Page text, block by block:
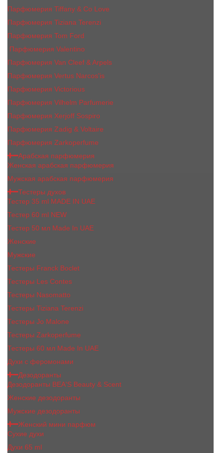
Парфюмерия Tiffany & Co Love
Парфюмерия Tiziana Terenzi
Парфюмерия Tom Ford
Парфюмерия Valentino
Парфюмерия Van Cleef & Arpels
Парфюмерия Vertus Narcos'is
Парфюмерия Victorious
Парфюмерия Vilhelm Parfumerie
Парфюмерия Xerjoff Sospiro
Парфюмерия Zadig & Voltaire
Парфюмерия Zarkoperfume
Арабская парфюмерия
Женская арабская парфюмерия
Мужская арабская парфюмерия
Тестеры духов
Тестер 35 ml MADE IN UAE
Тестер 60 ml NEW
Тестер 50 мл Made In UAE
Женские
Мужские
Тестеры Franck Boclet
Тестеры Les Contes
Тестеры Nasomatto
Тестеры Tiziana Terenzi
Тестеры Jо Malоnе
Тестеры Zarkoperfume
Тестеры 60 мл Made In UAE
Духи с феромонами
Дезодоранты
Дезодоранты BEA'S Beauty & Scent
Женские дезодоранты
Мужские дезодоранты
Женский мини парфюм
Сухие духи
Духи 65 ml